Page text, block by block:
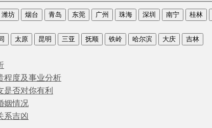
潍坊 烟台 青岛 东莞 广州 珠海 深圳 南宁 桂林
太原 昆明 三亚 抚顺 铁岭 哈尔滨 大庆 吉林
程度及事业分析
是否对你有利
姻情况
系吉凶